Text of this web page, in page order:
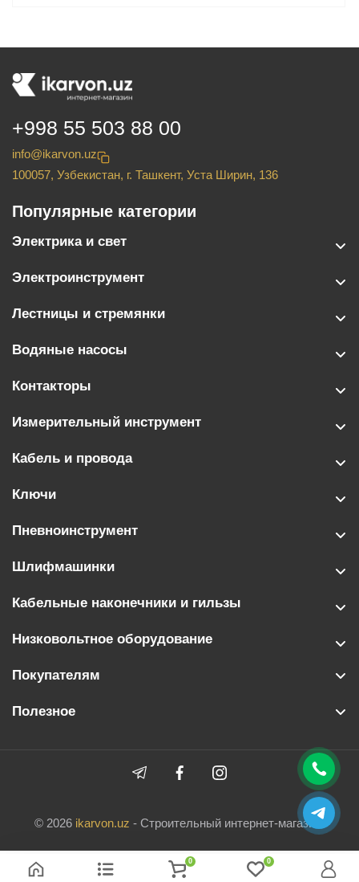
+998 55 503 88 00
info@ikarvon.uz
100057, Узбекистан, г. Ташкент, Уста Ширин, 136
Популярные категории
Электрика и свет
Электроинструмент
Лестницы и стремянки
Водяные насосы
Контакторы
Измерительный инструмент
Кабель и провода
Ключи
Пневноинструмент
Шлифмашинки
Кабельные наконечники и гильзы
Низковольтное оборудование
Покупателям
Полезное
© 2026 ikarvon.uz - Строительный интернет-магазин.
0 0